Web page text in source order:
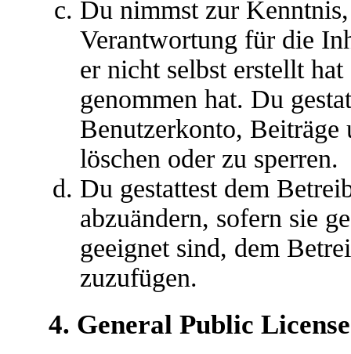
Du nimmst zur
Verantwortung für die
er nicht selbst erstellt
genommen hat. Du
Benutzerkonto,
löschen oder zu sperren.
Du gestattest dem
abzuändern, sofern sie
geeignet sind, dem
zuzufügen.
4. General Public License